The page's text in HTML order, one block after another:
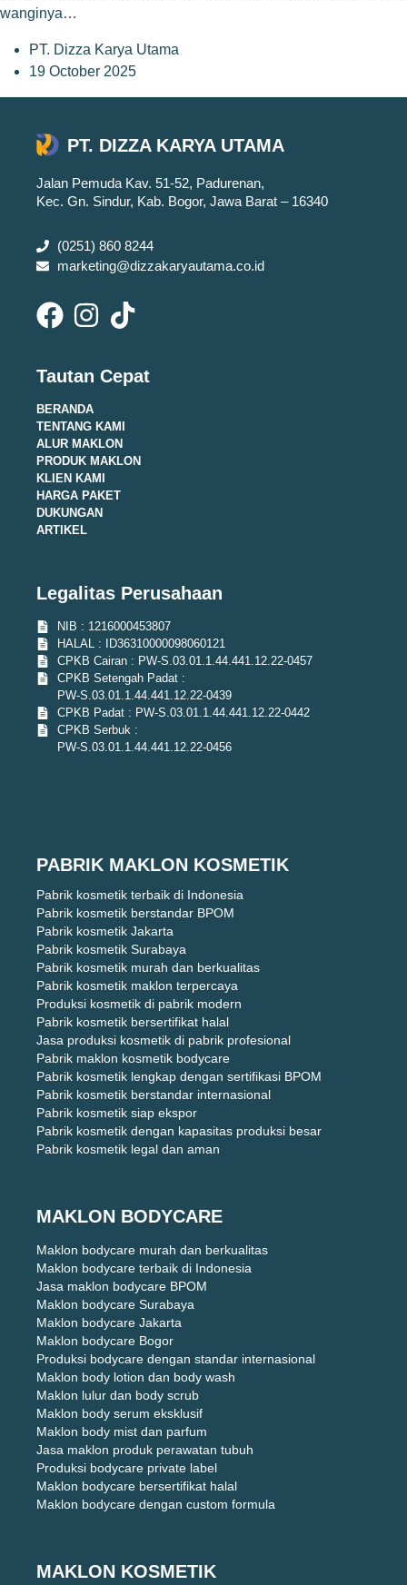
wanginya…
PT. Dizza Karya Utama
19 October 2025
PT. DIZZA KARYA UTAMA
Jalan Pemuda Kav. 51-52, Padurenan,
Kec. Gn. Sindur, Kab. Bogor, Jawa Barat – 16340
(0251) 860 8244
marketing@dizzakaryautama.co.id
Tautan Cepat
BERANDA
TENTANG KAMI
ALUR MAKLON
PRODUK MAKLON
KLIEN KAMI
HARGA PAKET
DUKUNGAN
ARTIKEL
Legalitas Perusahaan
NIB : 1216000453807
HALAL : ID36310000098060121
CPKB Cairan : PW-S.03.01.1.44.441.12.22-0457
CPKB Setengah Padat :
PW-S.03.01.1.44.441.12.22-0439
CPKB Padat : PW-S.03.01.1.44.441.12.22-0442
CPKB Serbuk :
PW-S.03.01.1.44.441.12.22-0456
PABRIK MAKLON KOSMETIK
Pabrik kosmetik terbaik di Indonesia
Pabrik kosmetik berstandar BPOM
Pabrik kosmetik Jakarta
Pabrik kosmetik Surabaya
Pabrik kosmetik murah dan berkualitas
Pabrik kosmetik maklon terpercaya
Produksi kosmetik di pabrik modern
Pabrik kosmetik bersertifikat halal
Jasa produksi kosmetik di pabrik profesional
Pabrik maklon kosmetik bodycare
Pabrik kosmetik lengkap dengan sertifikasi BPOM
Pabrik kosmetik berstandar internasional
Pabrik kosmetik siap ekspor
Pabrik kosmetik dengan kapasitas produksi besar
Pabrik kosmetik legal dan aman
MAKLON BODYCARE
Maklon bodycare murah dan berkualitas
Maklon bodycare terbaik di Indonesia
Jasa maklon bodycare BPOM
Maklon bodycare Surabaya
Maklon bodycare Jakarta
Maklon bodycare Bogor
Produksi bodycare dengan standar internasional
Maklon body lotion dan body wash
Maklon lulur dan body scrub
Maklon body serum eksklusif
Maklon body mist dan parfum
Jasa maklon produk perawatan tubuh
Produksi bodycare private label
Maklon bodycare bersertifikat halal
Maklon bodycare dengan custom formula
MAKLON KOSMETIK